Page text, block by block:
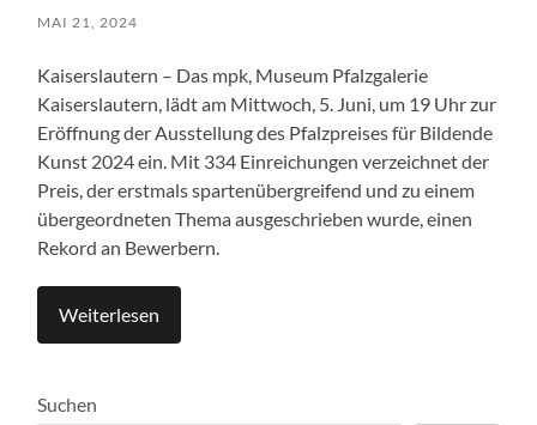
MAI 21, 2024
Kaiserslautern – Das mpk, Museum Pfalzgalerie
Kaiserslautern, lädt am Mittwoch, 5. Juni, um 19 Uhr zur
Eröffnung der Ausstellung des Pfalzpreises für Bildende
Kunst 2024 ein. Mit 334 Einreichungen verzeichnet der
Preis, der erstmals spartenübergreifend und zu einem
übergeordneten Thema ausgeschrieben wurde, einen
Rekord an Bewerbern.
Weiterlesen
Suchen